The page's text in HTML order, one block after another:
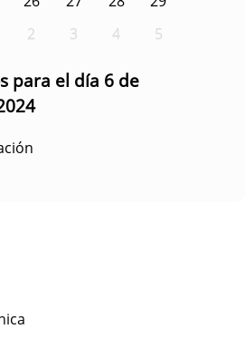
2 3 4 5
para el día 6 de